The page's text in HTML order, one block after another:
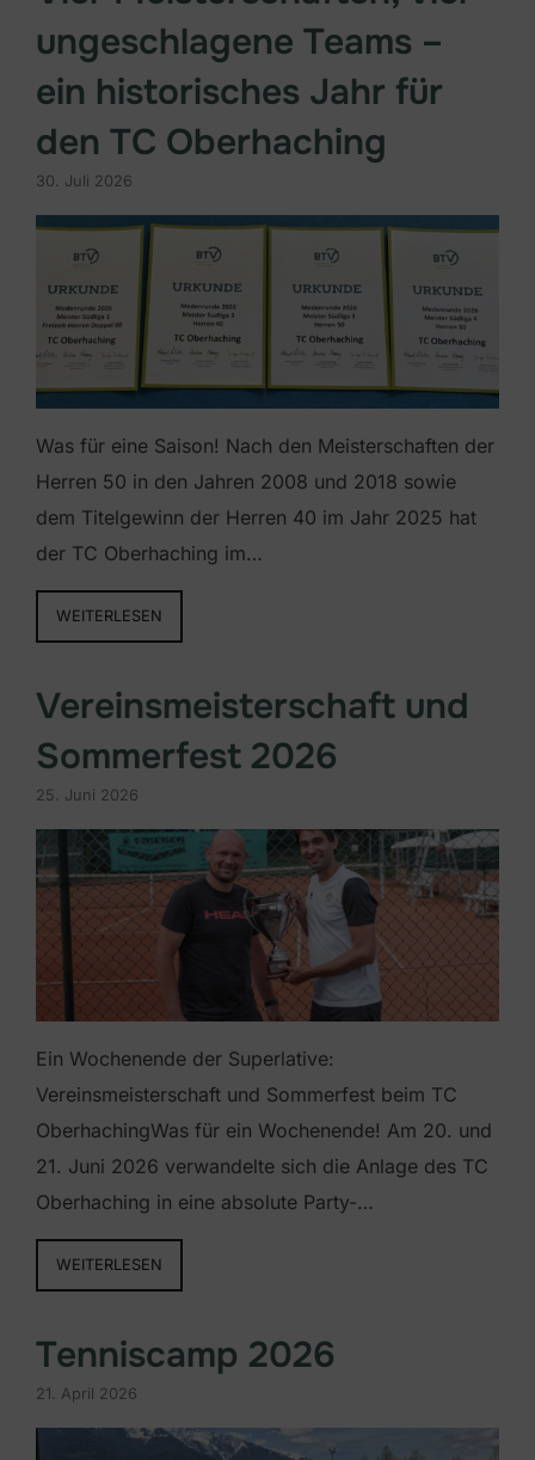
ungeschlagene Teams –
ein historisches Jahr für
den TC Oberhaching
30. Juli 2026
Was für eine Saison! Nach den Meisterschaften der
Herren 50 in den Jahren 2008 und 2018 sowie
dem Titelgewinn der Herren 40 im Jahr 2025 hat
der TC Oberhaching im…
WEITERLESEN
Vereinsmeisterschaft und
Sommerfest 2026
25. Juni 2026
Ein Wochenende der Superlative:
Vereinsmeisterschaft und Sommerfest beim TC
OberhachingWas für ein Wochenende! Am 20. und
21. Juni 2026 verwandelte sich die Anlage des TC
Oberhaching in eine absolute Party-…
WEITERLESEN
Tenniscamp 2026
21. April 2026